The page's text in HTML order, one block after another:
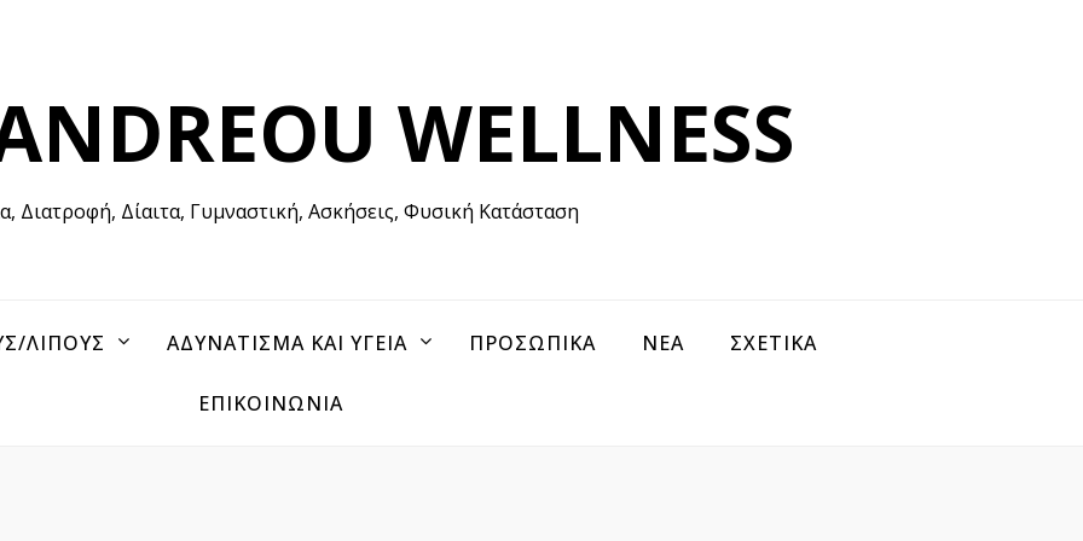
WELLNESS
Διατροφή, Δίαιτα, Γυμναστική, Ασκήσεις, Φυσική Κατάσταση
ΛΙΠΟΥΣ ΑΔΥΝΑΤΙΣΜΑ ΚΑΙ ΥΓΕΙΑ ΠΡΟΣΩΠΙΚΑ ΝΕΑ ΣΧΕΤΙΚΑ
ΕΠΙΚΟΙΝΩΝΙΑ